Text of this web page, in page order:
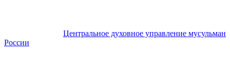
Центральное духовное управление мусульман
России